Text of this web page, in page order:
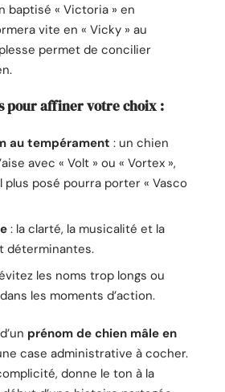
baptisé « Victoria » en
vite en « Vicky » au
permet de concilier
pour affiner votre choix :
au tempérament : un chien
avec « Volt » ou « Vortex »,
plus posé pourra porter « Vasco
: la clarté, la musicalité et la
déterminantes.
les noms trop longs ou
les moments d’action.
prénom de chien mâle en
case administrative à cocher.
donne le ton à la